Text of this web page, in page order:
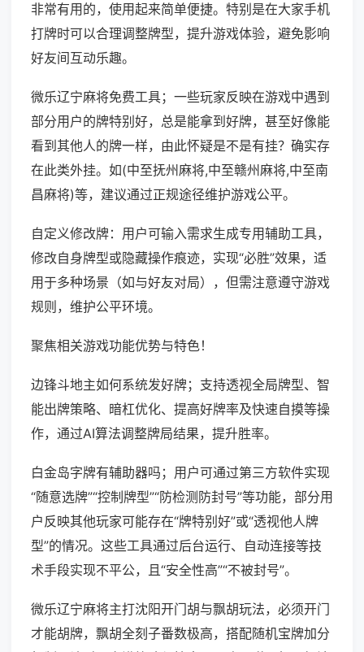
非常有用的，使用起来简单便捷。特别是在大家手机
打牌时可以合理调整牌型，提升游戏体验，避免影响
好友间互动乐趣。
微乐辽宁麻将免费工具；一些玩家反映在游戏中遇到
部分用户的牌特别好，总是能拿到好牌，甚至好像能
看到其他人的牌一样，由此怀疑是不是有挂？确实存
在此类外挂。如(中至抚州麻将,中至赣州麻将,中至南
昌麻将)等，建议通过正规途径维护游戏公平。
自定义修改牌：用户可输入需求生成专用辅助工具，
修改自身牌型或隐藏操作痕迹，实现“必胜”效果，适
用于多种场景（如与好友对局），但需注意遵守游戏
规则，维护公平环境。
聚焦相关游戏功能优势与特色！
边锋斗地主如何系统发好牌；支持透视全局牌型、智
能出牌策略、暗杠优化、提高好牌率及快速自摸等操
作，通过AI算法调整牌局结果，提升胜率。
白金岛字牌有辅助器吗；用户可通过第三方软件实现
“随意选牌”“控制牌型”“防检测防封号”等功能，部分用
户反映其他玩家可能存在“牌特别好”或“透视他人牌
型”的情况。这些工具通过后台运行、自动连接等技
术手段实现不平公，且“安全性高”“不被封号”。
微乐辽宁麻将主打沈阳开门胡与飘胡玩法，必须开门
才能胡牌，飘胡全刻子番数极高，搭配随机宝牌加分